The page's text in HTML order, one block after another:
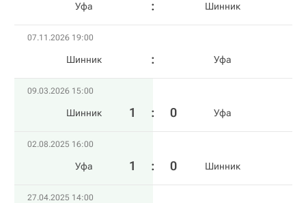
Уфа Шинник
07.11.2026 19:00
Шинник Уфа
09.03.2026 15:00
Шинник 1 : 0 Уфа
02.08.2025 16:00
Уфа 1 : 0 Шинник
27.04.2025 14:00